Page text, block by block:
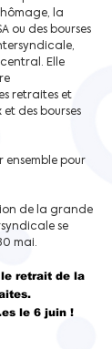
la
ou des bourses
Elle
retraites et
des bourses
pour
de la grande
se
mai.
retrait de la
le 6 juin !